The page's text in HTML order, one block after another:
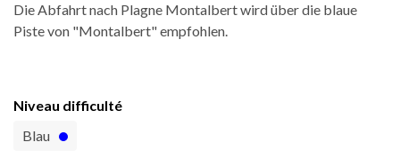
Die Abfahrt nach Plagne Montalbert wird über die blaue
Piste von "Montalbert" empfohlen.
Niveau difficulté
Blau